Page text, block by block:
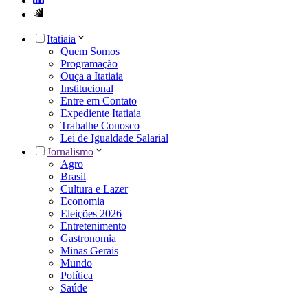
Itatiaia
Quem Somos
Programação
Ouça a Itatiaia
Institucional
Entre em Contato
Expediente Itatiaia
Trabalhe Conosco
Lei de Igualdade Salarial
Jornalismo
Agro
Brasil
Cultura e Lazer
Economia
Eleições 2026
Entretenimento
Gastronomia
Minas Gerais
Mundo
Política
Saúde